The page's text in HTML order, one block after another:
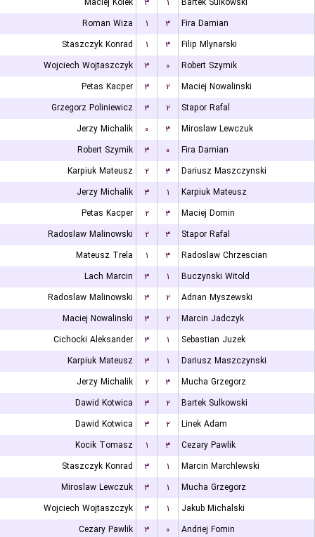
Roman Wiza
۱ ۳
Fira Damian
Staszczyk Konrad
۱ ۳
Filip Mlynarski
Wojciech Wojtaszczyk
۳ ۰
Robert Szymik
Petas Kacper
۳ ۲
Maciej Nowalinski
Grzegorz Poliniewicz
۳ ۲
Stapor Rafal
Jerzy Michalik
۰ ۳
Miroslaw Lewczuk
Robert Szymik
۳ ۰
Fira Damian
Karpiuk Mateusz
۲ ۳
Dariusz Maszczynski
Jerzy Michalik
۳ ۱
Karpiuk Mateusz
Petas Kacper
۲ ۳
Maciej Domin
Radoslaw Malinowski
۲ ۳
Stapor Rafal
Mateusz Trela
۱ ۳
Radoslaw Chrzescian
Lach Marcin
۳ ۱
Buczynski Witold
Radoslaw Malinowski
۳ ۲
Adrian Myszewski
Maciej Nowalinski
۳ ۲
Marcin Jadczyk
Cichocki Aleksander
۳ ۱
Sebastian Juzek
Karpiuk Mateusz
۳ ۱
Dariusz Maszczynski
Jerzy Michalik
۲ ۳
Mucha Grzegorz
Dawid Kotwica
۳ ۲
Bartek Sulkowski
Dawid Kotwica
۳ ۲
Linek Adam
Kocik Tomasz
۱ ۳
Cezary Pawlik
Staszczyk Konrad
۳ ۱
Marcin Marchlewski
Miroslaw Lewczuk
۳ ۱
Mucha Grzegorz
Wojciech Wojtaszczyk
۳ ۱
Jakub Michalski
Cezary Pawlik
۳ ۰
Andriej Fomin